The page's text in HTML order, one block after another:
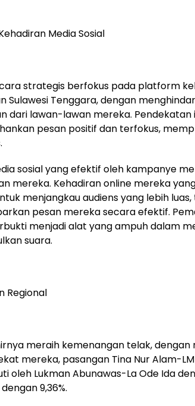
Media Sosial
strategis berfokus pada platform
Sulawesi Tenggara, dengan
dari lawan-lawan mereka. Pendekatan
pesan positif dan terfokus,
sosial yang efektif oleh kampanye
mereka. Kehadiran online mereka
menjangkau audiens yang lebih
pesan mereka secara efektif.
menjadi alat yang ampuh dalam
suara.
Regional
meraih kemenangan telak,
mereka, pasangan Tina Nur Alam-
oleh Lukman Abunawas-La Ode Ida
9,36%.